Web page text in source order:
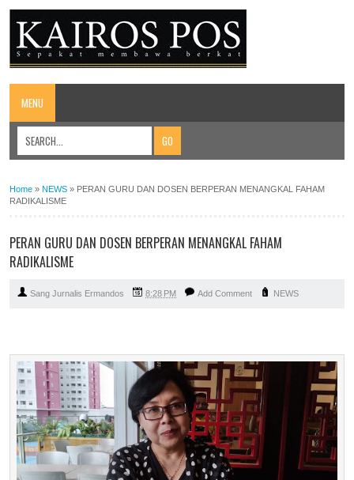
MENU
Home » NEWS » PERAN GURU DAN DOSEN BERPERAN MENANGKAL FAHAM
RADIKALISME
PERAN GURU DAN DOSEN BERPERAN MENANGKAL FAHAM
RADIKALISME
Sang Jurnalis Ermandos 8:28 PM Add Comment NEWS